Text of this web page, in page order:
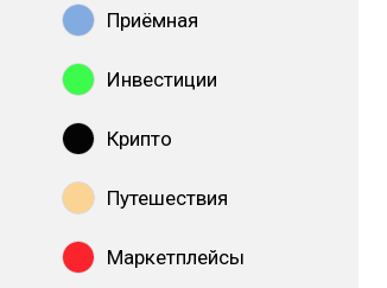
Приёмная
Инвестиции
Крипто
Путешествия
Маркетплейсы